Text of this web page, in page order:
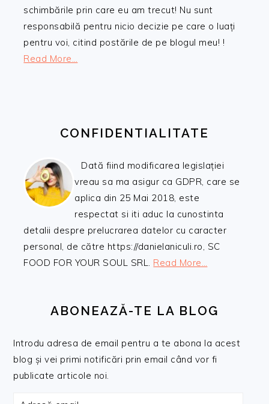
schimbările prin care eu am trecut! Nu sunt
responsabilă pentru nicio decizie pe care o luați
pentru voi, citind postările de pe blogul meu! !
Read More…
CONFIDENTIALITATE
Dată fiind modificarea legislației
vreau sa ma asigur ca GDPR, care se
aplica din 25 Mai 2018, este
respectat si iti aduc la cunostinta
detalii despre prelucrarea datelor cu caracter
personal, de către https://danielaniculi.ro, SC
FOOD FOR YOUR SOUL SRL. Read More…
ABONEAZĂ-TE LA BLOG
Introdu adresa de email pentru a te abona la acest
blog și vei primi notificări prin email când vor fi
publicate articole noi.
Adresă